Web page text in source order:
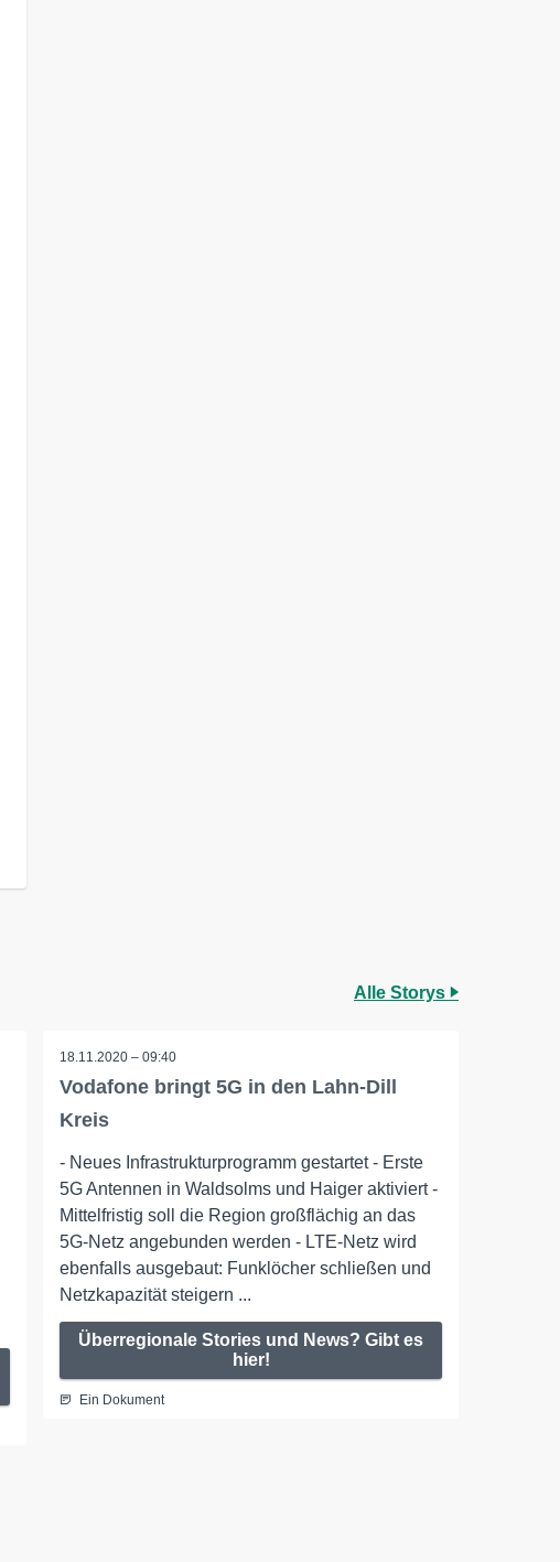
Alle Storys
18.11.2020 – 09:40
Vodafone bringt 5G in den Lahn-Dill
Kreis
- Neues Infrastrukturprogramm gestartet - Erste
5G Antennen in Waldsolms und Haiger aktiviert -
Mittelfristig soll die Region großflächig an das
5G-Netz angebunden werden - LTE-Netz wird
ebenfalls ausgebaut: Funklöcher schließen und
Netzkapazität steigern ...
Überregionale Stories und News? Gibt es
hier!
Ein Dokument